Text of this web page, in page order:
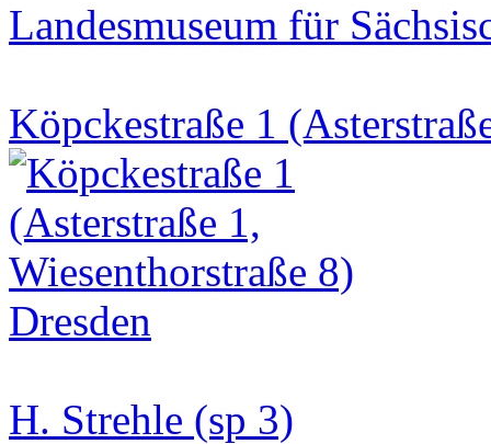
Landesmuseum für
Köpckestraße 1
H. Strehle (sp 3)